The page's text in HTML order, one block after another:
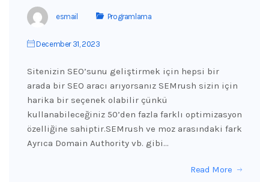
esmail Programlama
December 31, 2023
Sitenizin SEO’sunu geliştirmek için hepsi bir
arada bir SEO aracı arıyorsanız SEMrush sizin için
harika bir seçenek olabilir çünkü
kullanabileceğiniz 50’den fazla farklı optimizasyon
özelliğine sahiptir.SEMrush ve moz arasındaki fark
Ayrıca Domain Authority vb. gibi…
Read More